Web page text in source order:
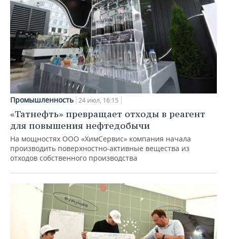
Промышленность 24 июл, 16:15
«Татнефть» превращает отходы в реагент
для повышения нефтедобычи
На мощностях ООО «ХимСервис» компания начала
производить поверхностно-активные вещества из
отходов собственного производства